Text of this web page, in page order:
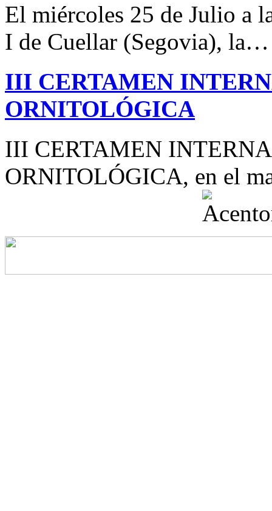
El miércoles 25 de Julio a
I de Cuellar (Segovia), la…
III CERTAMEN
ORNITOLÓGICA
III CERTAMEN
ORNITOLÓGICA, en el